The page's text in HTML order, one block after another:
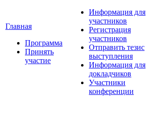
Главная
Программа
Принять
участие
Информация для
участников
Регистрация
участников
Отправить тезис
выступления
Информация для
докладчиков
Участники
конференции